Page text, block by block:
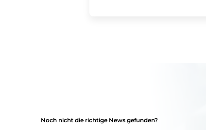
Noch nicht die richtige News gefunden?